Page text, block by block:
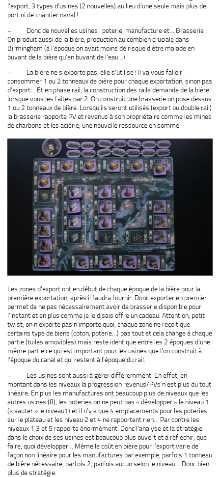
l’export, 3 types d’usines (2 nouvelles) au lieu d’une seule mais plus de
port ni de chantier naval !
– Donc de nouvelles usines : poterie, manufacture et… Brasserie !
On produit aussi de la bière, production au combien cruciale dans
Birmingham (à l’époque on avait moins de risque d’être malade en
buvant de la bière qu’en buvant de l’eau…).
– La bière ne s’exporte pas, elle s’utilise ! Il va vous falloir
consommer 1 ou 2 tonneaux de bière pour chaque exportation, sinon pas
d’export… Et en phase rail, la construction des rails demande de la bière
lorsque vous les faites par 2. On construit une brasserie on pose dessus
1 ou 2 tonneaux de bière. Lorsqu’ils seront utilisés (export ou double rail)
la brasserie rapporte PV et revenus à son propriétaire comme les mines
de charbons et les aciérie, une nouvelle ressource en somme.
Les zones d’export ont en début de chaque époque de la bière pour la
première exportation, après il faudra fournir. Donc exporter en premier
permet de ne pas nécessairement avoir de brasserie disponible pour
l’instant et en plus comme je le disais offre un cadeau. Attention, petit
twist, on n’exporte pas n’importe quoi, chaque zone ne reçoit que
certains type de biens (coton, poterie…) pas tout et cela change à chaque
partie (tuiles amovibles) mais reste identique entre les 2 époques d’une
même partie ce qui est important pour les usines que l’on construit à
l’époque du canal et qui restent à l’époque du rail.
– Les usines sont aussi à gérer différemment. En effet, en
montant dans les niveaux la progression revenus/PVs n’est plus du tout
linéaire. En plus les manufactures ont beaucoup plus de niveaux que les
autres usines (8), les poteries on ne peut pas « développer » le niveau 1
(« sauter » le niveau1) et il n’y a que 4 emplacements pour les poteries
sur le plateau et les niveau 2 et 4 ne rapportent rien… Par contre les
niveaux 1,3 et 5 rapporte énormément. Donc l’analyse et la stratégie
dans le choix de ses usines est beaucoup plus ouvert et à réfléchir, que
faire, quoi développer… Même le coût en bière pour l’export varie de
façon non linéaire pour les manufactures par exemple, parfois 1 tonneau
de bière nécessaire, parfois 2, parfois aucun selon le niveau… Donc bien
plus de stratégie.